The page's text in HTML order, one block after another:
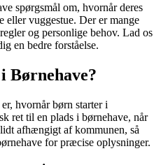
spørgsmål om, hvornår deres
eller vuggestue. Der er mange
og personlige behov. Lad os
en bedre forståelse.
Børnehave?
hvornår børn starter i
ret til en plads i børnehave, når
afhængigt af kommunen, så
for præcise oplysninger.